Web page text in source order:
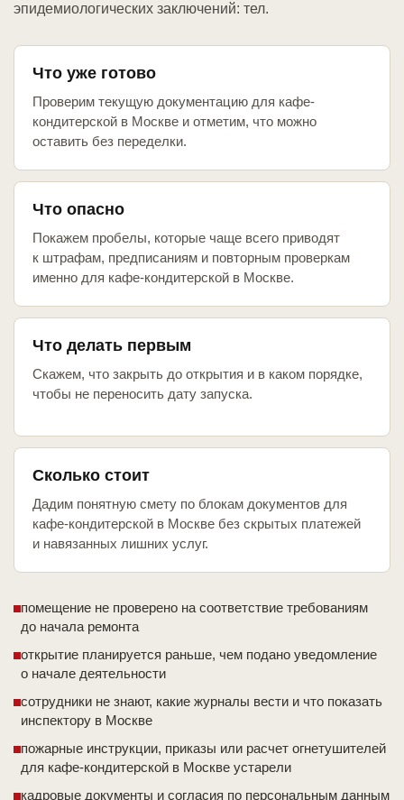
эпидемиологических заключений: тел.
Что уже готово
Проверим текущую документацию для кафе-
кондитерской в Москве и отметим, что можно
оставить без переделки.
Что опасно
Покажем пробелы, которые чаще всего приводят
к штрафам, предписаниям и повторным проверкам
именно для кафе-кондитерской в Москве.
Что делать первым
Скажем, что закрыть до открытия и в каком порядке,
чтобы не переносить дату запуска.
Сколько стоит
Дадим понятную смету по блокам документов для
кафе-кондитерской в Москве без скрытых платежей
и навязанных лишних услуг.
помещение не проверено на соответствие требованиям
до начала ремонта
открытие планируется раньше, чем подано уведомление
о начале деятельности
сотрудники не знают, какие журналы вести и что показать
инспектору в Москве
пожарные инструкции, приказы или расчет огнетушителей
для кафе-кондитерской в Москве устарели
кадровые документы и согласия по персональным данным